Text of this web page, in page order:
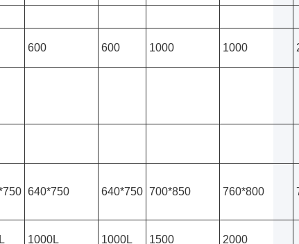
600 600 1000 1000
640*750 640*750 700*850 760*800
1000L 1000L 1500 2000